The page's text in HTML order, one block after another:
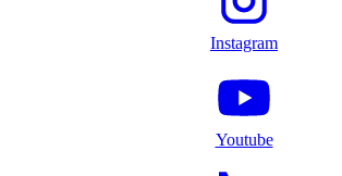
Instagram
Youtube